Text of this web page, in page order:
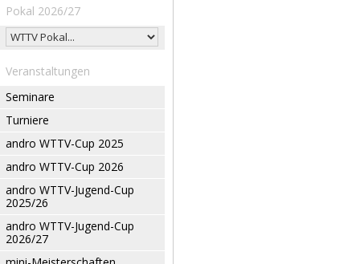
Pokal 2026/27
Veranstaltungen
Seminare
Turniere
andro WTTV-Cup 2025
andro WTTV-Cup 2026
andro WTTV-Jugend-Cup
2025/26
andro WTTV-Jugend-Cup
2026/27